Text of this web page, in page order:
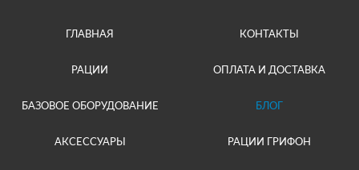
ГЛАВНАЯ
РАЦИИ
БАЗОВОЕ ОБОРУДОВАНИЕ
АКСЕССУАРЫ
КОНТАКТЫ
ОПЛАТА И ДОСТАВКА
БЛОГ
РАЦИИ ГРИФОН